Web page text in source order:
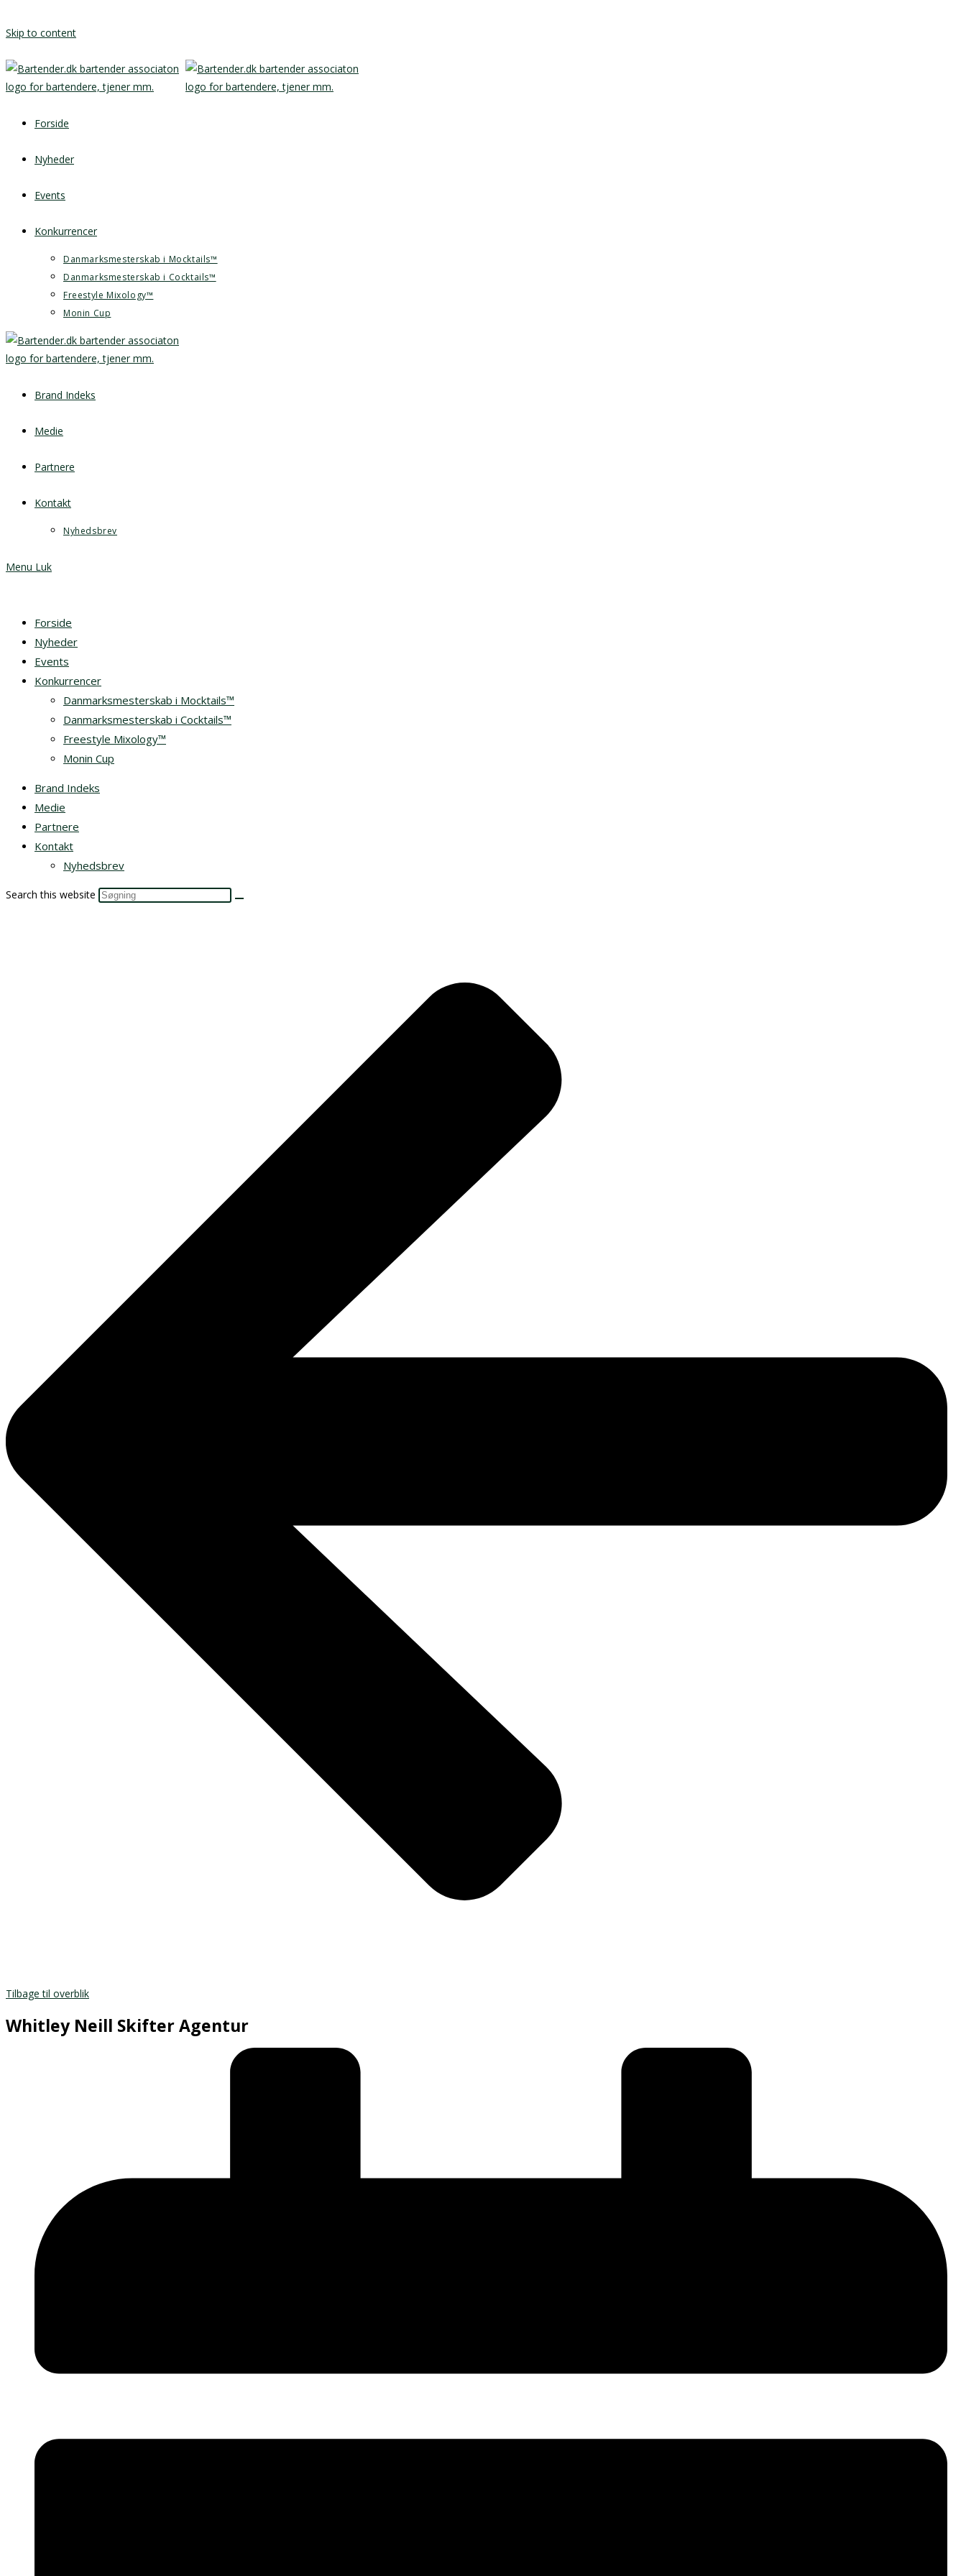
Skip to content
Forside
Nyheder
Events
Konkurrencer
Danmarksmesterskab i Mocktails™
Danmarksmesterskab i Cocktails™
Freestyle Mixology™
Monin Cup
Brand Indeks
Medie
Partnere
Kontakt
Nyhedsbrev
Menu Luk
Forside
Nyheder
Events
Konkurrencer
Danmarksmesterskab i Mocktails™
Danmarksmesterskab i Cocktails™
Freestyle Mixology™
Monin Cup
Brand Indeks
Medie
Partnere
Kontakt
Nyhedsbrev
Search this website
Tilbage til overblik
Whitley Neill Skifter Agentur